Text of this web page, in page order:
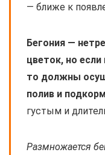
— ближе к
Бегония —
цветок, но
то должны
полив и
густым и
Размножается